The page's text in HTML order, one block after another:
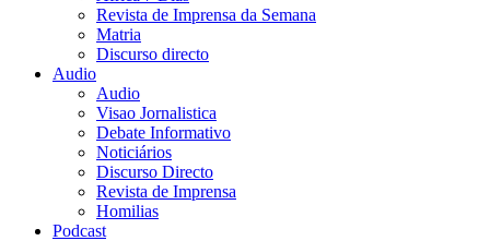
Revista de Imprensa da Semana
Matria
Discurso directo
Audio
Audio
Visao Jornalistica
Debate Informativo
Noticiários
Discurso Directo
Revista de Imprensa
Homilias
Podcast